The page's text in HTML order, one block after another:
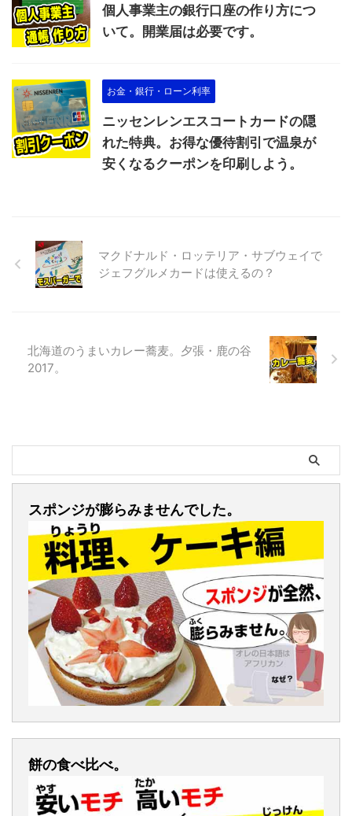
個人事業主の銀行口座の作り方につ
いて。開業届は必要です。
お金・銀行・ローン利率
ニッセンレンエスコートカードの隠
れた特典。お得な優待割引で温泉が
安くなるクーポンを印刷しよう。
マクドナルド・ロッテリア・サブウェイで
ジェフグルメカードは使えるの？
北海道のうまいカレー蕎麦。夕張・鹿の谷
2017。
スポンジが膨らみませんでした。
餅の食べ比べ。